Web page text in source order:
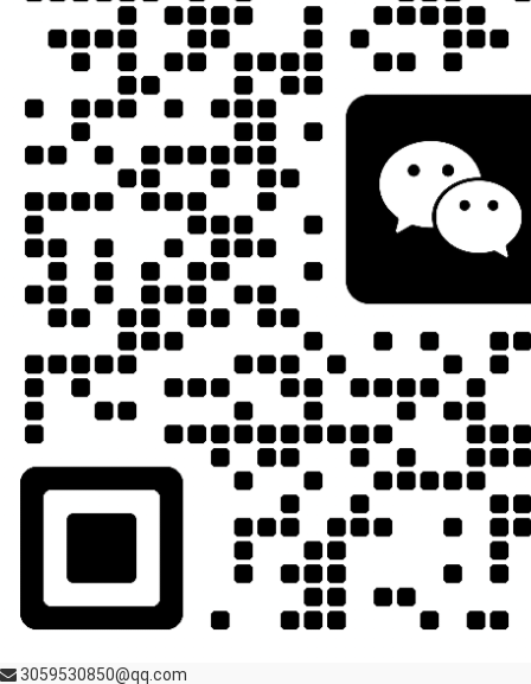
3059530850@qq.com